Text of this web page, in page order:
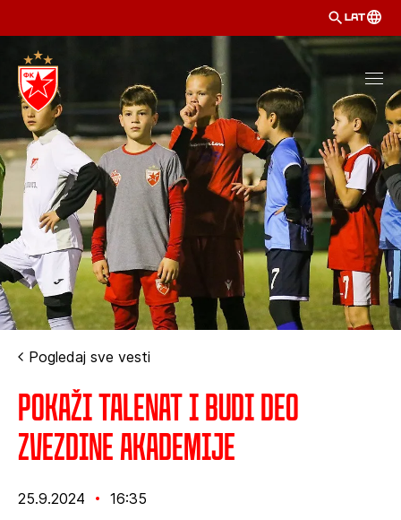
LAT
Pogledaj sve vesti
Pokaži talenat i budi deo
Zvezdine akademije
25.9.2024 16:35